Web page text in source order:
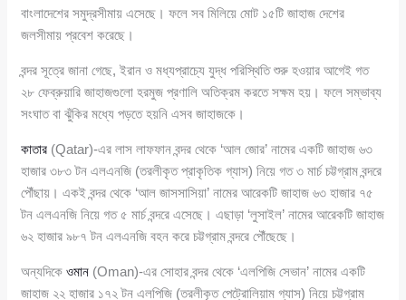
বাংলাদেশের সমুদ্রসীমায় এসেছে। ফলে সব মিলিয়ে মোট ১৫টি জাহাজ দেশের
জলসীমায় প্রবেশ করেছে।
বন্দর সূত্রে জানা গেছে, ইরান ও মধ্যপ্রাচ্যে যুদ্ধ পরিস্থিতি শুরু হওয়ার আগেই গত
২৮ ফেব্রুয়ারি জাহাজগুলো হরমুজ প্রণালি অতিক্রম করতে সক্ষম হয়। ফলে সম্ভাব্য
সংঘাত বা ঝুঁকির মধ্যে পড়তে হয়নি এসব জাহাজকে।
কাতার (Qatar)-এর লাস লাফফান বন্দর থেকে ‘আল জোর’ নামের একটি জাহাজ ৬৩
হাজার ৩৮৩ টন এলএনজি (তরলীকৃত প্রাকৃতিক গ্যাস) নিয়ে গত ৩ মার্চ চট্টগ্রাম বন্দরে
পৌঁছায়। একই বন্দর থেকে ‘আল জাসসাসিয়া’ নামের আরেকটি জাহাজ ৬৩ হাজার ৭৫
টন এলএনজি নিয়ে গত ৫ মার্চ বন্দরে এসেছে। এছাড়া ‘লুসাইল’ নামের আরেকটি জাহাজ
৬২ হাজার ৯৮৭ টন এলএনজি বহন করে চট্টগ্রাম বন্দরে পৌঁছেছে।
অন্যদিকেওমান (Oman)-এর সোহার বন্দর থেকে ‘এলপিজি সেভান’ নামের একটি
জাহাজ ২২ হাজার ১৭২ টন এলপিজি (তরলীকৃত পেট্রোলিয়াম গ্যাস) নিয়ে চট্টগ্রাম